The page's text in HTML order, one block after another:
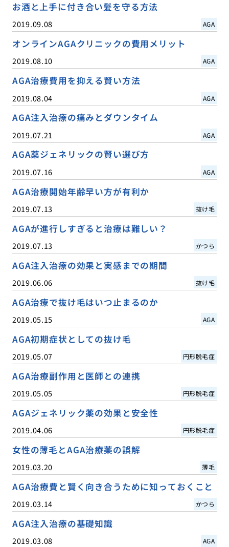
お酒と上手に付き合い髪を守る方法
2019.09.08 AGA
オンラインAGAクリニックの費用メリット
2019.08.10 AGA
AGA治療費用を抑える賢い方法
2019.08.04 AGA
AGA注入治療の痛みとダウンタイム
2019.07.21 AGA
AGA薬ジェネリックの賢い選び方
2019.07.16 AGA
AGA治療開始年齢早い方が有利か
2019.07.13 抜け毛
AGAが進行しすぎると治療は難しい？
2019.07.13 かつら
AGA注入治療の効果と実感までの期間
2019.06.06 抜け毛
AGA治療で抜け毛はいつ止まるのか
2019.05.15 AGA
AGA初期症状としての抜け毛
2019.05.07 円形脱毛症
AGA治療副作用と医師との連携
2019.05.05 円形脱毛症
AGAジェネリック薬の効果と安全性
2019.04.06 円形脱毛症
女性の薄毛とAGA治療薬の誤解
2019.03.20 薄毛
AGA治療費と賢く向き合うために知っておくこと
2019.03.14 かつら
AGA注入治療の基礎知識
2019.03.08 AGA